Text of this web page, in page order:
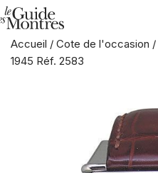
Accueil / Cote de l'occasion /
1945 Réf. 2583